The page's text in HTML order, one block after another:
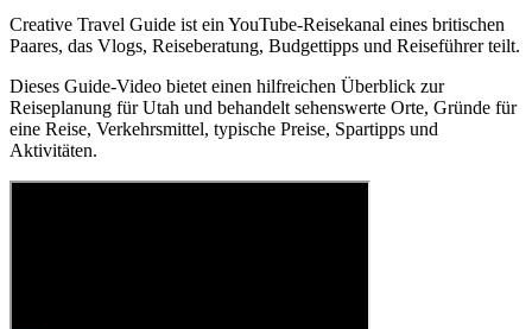
Creative Travel Guide ist ein YouTube-Reisekanal eines britischen
Paares, das Vlogs, Reiseberatung, Budgettipps und Reiseführer teilt.
Dieses Guide-Video bietet einen hilfreichen Überblick zur
Reiseplanung für Utah und behandelt sehenswerte Orte, Gründe für
eine Reise, Verkehrsmittel, typische Preise, Spartipps und
Aktivitäten.